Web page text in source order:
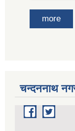
more
चन्दननाथ